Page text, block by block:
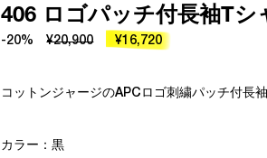
406 ロゴパッチ付長袖Tシ
-20% ¥20,900 ¥16,720
コットンジャージのAPCロゴ刺繍パッチ付長
カラー：黒